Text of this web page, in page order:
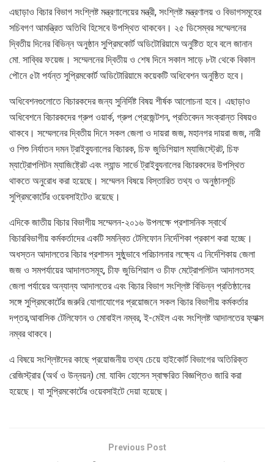
এছাড়াও বিচার বিভাগ সংশ্লিষ্ট মন্ত্রণালেয়ের মন্ত্রী, সংশ্লিষ্ট মন্ত্রণালয় ও বিভাগসমূহের
সচিবগণ আমন্ত্রিত অতিথি হিসেবে উপস্থিত থাকবেন। ২৫ ডিসেম্বর সম্মেলনের
দ্বিতীয় দিনের বিভিন্ন অনুষ্ঠান সুপ্রিমকোর্ট অডিটোরিয়ামে অনুষ্টিত হবে বলে জানান
মো. সাব্বির ফয়েজ। সম্মেলনের দ্বিতীয় ও শেষ দিনে সকাল সাড়ে ৮টা থেকে বিকাল
পৌনে ৫টা পর্যন্ত সুপ্রিমকোর্ট অডিটোরিয়ামে কয়েকটি অধিবেশন অনুষ্ঠিত হবে।
অধিবেশনগুলোতে বিচারকদের জন্য সুনির্দিষ্ট বিষয় শীর্ষক আলোচনা হবে। এছাড়াও
অধিবেশনে বিচারকদের গ্রুপ ওয়ার্ক, গ্রুপ প্রেজেন্টশন, প্রতিবেদন সংক্রান্ত বিষয়ও
থাকবে। সম্মেলনের দ্বিতীয় দিনে সকল জেলা ও দায়রা জজ, মহানগর দায়রা জজ, নারী
ও শিশু নির্যাতন দমন ট্রাইব্যুনালের বিচারক, চিফ জুডিশিয়াল ম্যাজিস্ট্রেট, চিফ
ম্যাট্রোপলিটন ম্যাজিষ্ট্রেট এবং ল্যান্ড সার্ভে ট্রাইব্যুনালের বিচারকদের উপস্থিত
থাকতে অনুরোধ করা হয়েছে। সম্মেলন বিষয়ে বিস্তারিত তথ্য ও অনুষ্ঠানসূচি
সুপ্রিমকোর্টের ওয়েবসাইটেও রয়েছে।
এদিকে জাতীয় বিচার বিভাগীয় সম্মেলন-২০১৬ উপলক্ষে প্রশাসনিক স্বার্থে
বিচারবিভাগীয় কর্মকর্তাদের একটি সমন্বিত টেলিফোন নির্দেশিকা প্রকাশ করা হচ্ছে।
অধস্তন আদালতের বিচার প্রশাসন সুষ্ঠুভাবে পরিচালনার লক্ষ্যে এ নির্দেশিকায় জেলা
জজ ও সমপর্যায়ের আদালতসমূহ, চীফ জুডিশিয়াল ও চীফ মেট্রোপলিটন আদালতসহ
জেলা পর্যায়ের অন্যান্য আদালতের এবং বিচার বিভাগ সংশ্লিষ্ট বিভিন্ন প্রতিষ্ঠানের
সঙ্গে সুপ্রিমকোর্টের জরুরি যোগাযোগের প্রয়োজনে সকল বিচার বিভাগীয় কর্মকর্তার
দপ্তর,আবাসিক টেলিফোন ও মোবাইল নম্বর, ই-মেইল এবং সংশ্লিষ্ট আদালতের ফ্যাক্স
নম্বর থাকবে।
এ বিষয়ে সংশ্লিষ্টদের কাছে প্রয়োজনীয় তথ্য চেয়ে হাইকোর্ট বিভাগের অতিরিক্ত
রেজিস্ট্রার (অর্থ ও উন্নয়ন) মো. যাবিদ হোসেন স্বাক্ষরিত বিজ্ঞপ্তিও জারি করা
হয়েছে। যা সুপ্রিমকোর্টের ওয়েবসাইটে দেয়া হয়েছে।
Previous Post